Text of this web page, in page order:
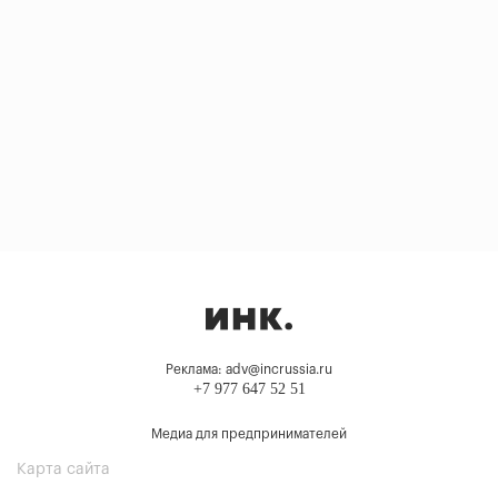
Реклама: adv@incrussia.ru
+7 977 647 52 51
Медиа для предпринимателей
Карта сайта